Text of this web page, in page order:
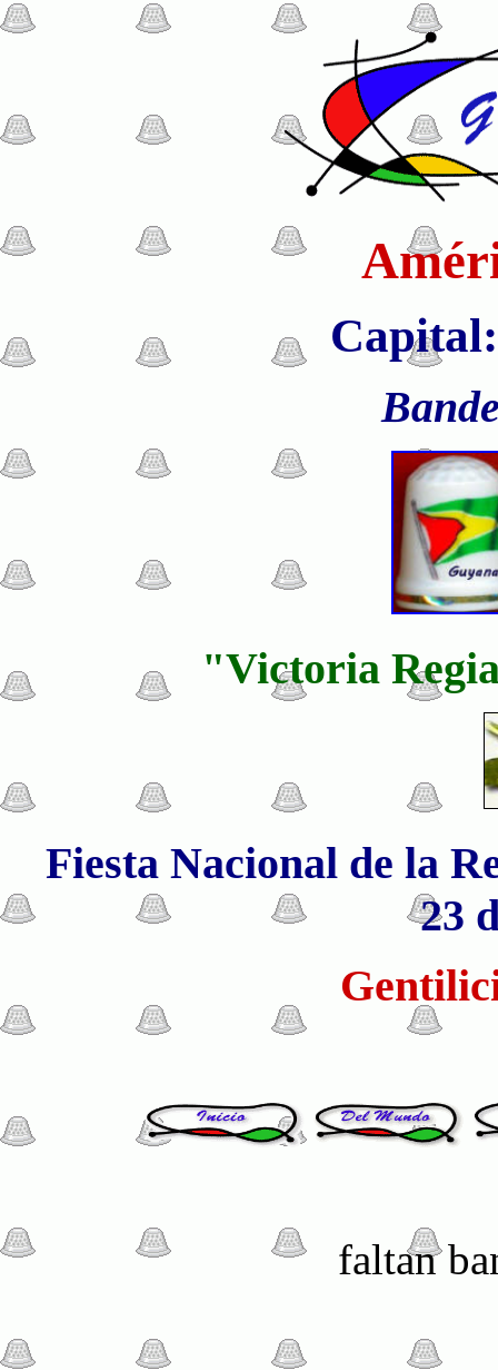
"Victoria
Fiesta Nacional de la
23
faltan